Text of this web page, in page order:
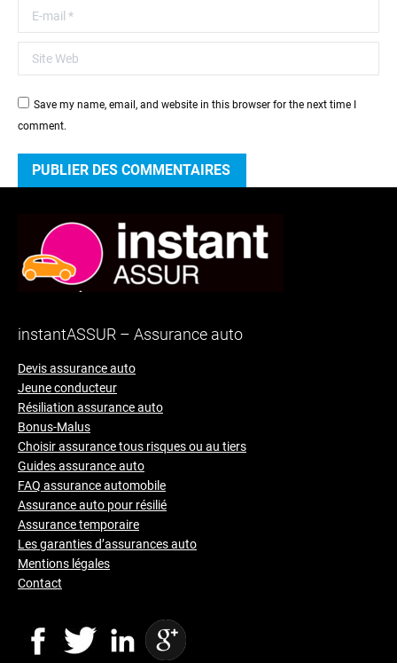
E-mail *
Site Web
Save my name, email, and website in this browser for the next time I
comment.
PUBLIER DES COMMENTAIRES
instantASSUR – Assurance auto
Devis assurance auto
Jeune conducteur
Résiliation assurance auto
Bonus-Malus
Choisir assurance tous risques ou au tiers
Guides assurance auto
FAQ assurance automobile
Assurance auto pour résilié
Assurance temporaire
Les garanties d’assurances auto
Mentions légales
Contact